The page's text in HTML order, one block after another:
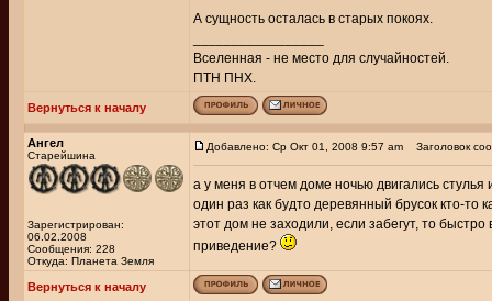
А сущность осталась в старых покоях.
Вселенная - не место для случайностей.
ПТН ПНХ.
Вернуться к началу
Ангел
Старейшина
Зарегистрирован:
06.02.2008
Сообщения: 228
Откуда: Планета Земля
Добавлено: Ср Окт 01, 2008 9:57 am Заголовок
а у меня в отчем доме ночью двигались
один раз как будто деревянный брусок кто-то
этот дом не заходили, если забегут, то
приведение?
Вернуться к началу